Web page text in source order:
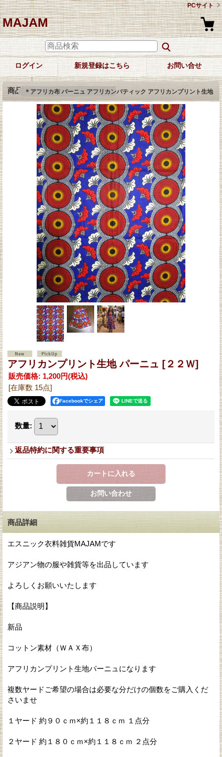
PCサイト
MAJAM
ログイン 新規登録はこちら お問い合せ
商品詳細＊アフリカ布 パーニュ アフリカンバティック アフリカンプリント生地
アフリカンプリント生地 パーニュ [２２Ｗ]
販売価格: 1,200円(税込)
[在庫数 15点]
Facebookでシェア
数量:
返品特約に関する重要事項
商品詳細
エスニック衣料雑貨MAJAMです
アジアン物の服や雑貨等を出品しています
よろしくお願いいたします
【商品説明】
新品
コットン素材（ＷＡＸ布）
アフリカンプリント生地パーニュになります
複数ヤードご希望の場合は必要な分だけの個数をご購入くだ
さいませ
１ヤード 約９０ｃｍ×約１１８ｃｍ １点分
２ヤード 約１８０ｃｍ×約１１８ｃｍ ２点分